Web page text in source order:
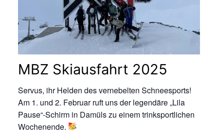
MBZ Skiausfahrt 2025
Servus, ihr Helden des vernebelten Schneesports!
Am 1. und 2. Februar ruft uns der legendäre „Lila
Pause“-Schirm in Damüls zu einem trinksportlichen
Wochenende.